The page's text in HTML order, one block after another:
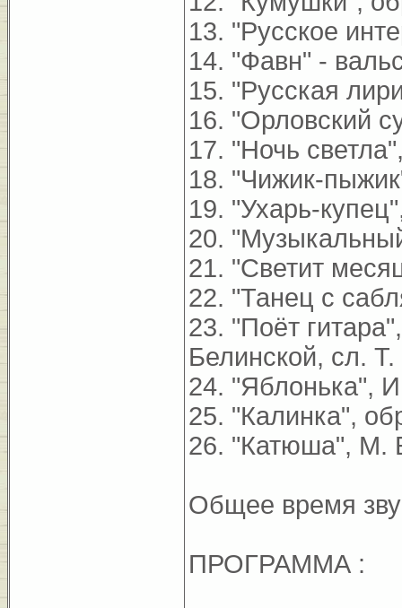
13. "Русское
14. "Фавн" -
15. "Русская
16. "Орловский
17. "Ночь
18. "Чижик-
19. "Ухарь-
20.
21. "Светит
22. "Танец с
23. "Поёт
Белинской, сл.
24. "Яблонька",
25. "Калинка",
26. "Катюша", М.
Общее время
ПРОГРАММА :